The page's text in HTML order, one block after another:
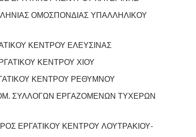
ΟΜΟΣΠΟΝΔΙΑΣ ΥΠΑΛΛΗΛΙΚΟΥ
ΚΕΝΤΡΟΥ ΕΛΕΥΣΙΝΑΣ
ΚΕΝΤΡΟΥ ΧΙΟΥ
ΚΕΝΤΡΟΥ ΡΕΘΥΜΝΟΥ
ΣΥΛΛΟΓΩΝ ΕΡΓΑΖΟΜΕΝΩΝ ΤΥΧΕΡΩΝ
ΕΡΓΑΤΙΚΟΥ ΚΕΝΤΡΟΥ ΛΟΥΤΡΑΚΙΟΥ-